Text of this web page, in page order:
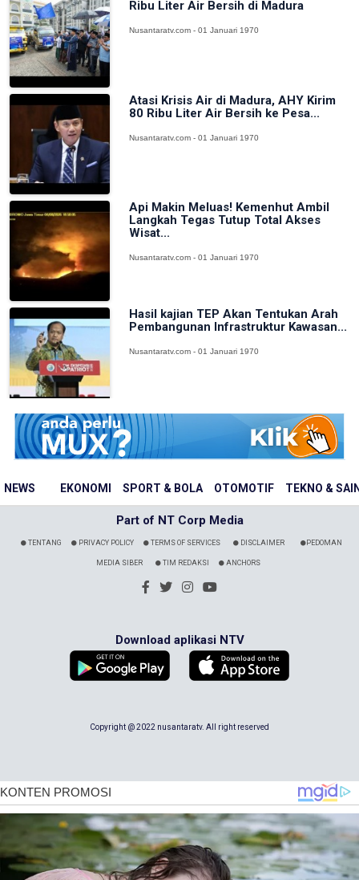
NEWS EKONOMI SPORT & BOLA OTOMOTIF TEKNO &
Ribu Liter Air Bersih di Madura
Nusantaratv.com - 01 Januari 1970
Atasi Krisis Air di Madura, AHY Kirim
80 Ribu Liter Air Bersih ke Pesa...
Nusantaratv.com - 01 Januari 1970
Api Makin Meluas! Kemenhut Ambil
Langkah Tegas Tutup Total Akses
Wisat...
Nusantaratv.com - 01 Januari 1970
Hasil kajian TEP Akan Tentukan Arah
Pembangunan Infrastruktur Kawasan...
Nusantaratv.com - 01 Januari 1970
Part of NT Corp Media
TENTANG PRIVACY POLICY TERMS OF SERVICES DISCLAIMER PEDOMAN
MEDIA SIBER TIM REDAKSI ANCHORS
Download aplikasi NTV
Copyright @ 2022 nusantaratv. All right reserved